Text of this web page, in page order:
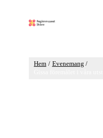
Hem
Evenemang